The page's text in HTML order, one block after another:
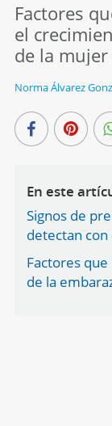
Factores
el
de la
Norma Álvarez
En este
Signos de
detectan con
Factores
de la